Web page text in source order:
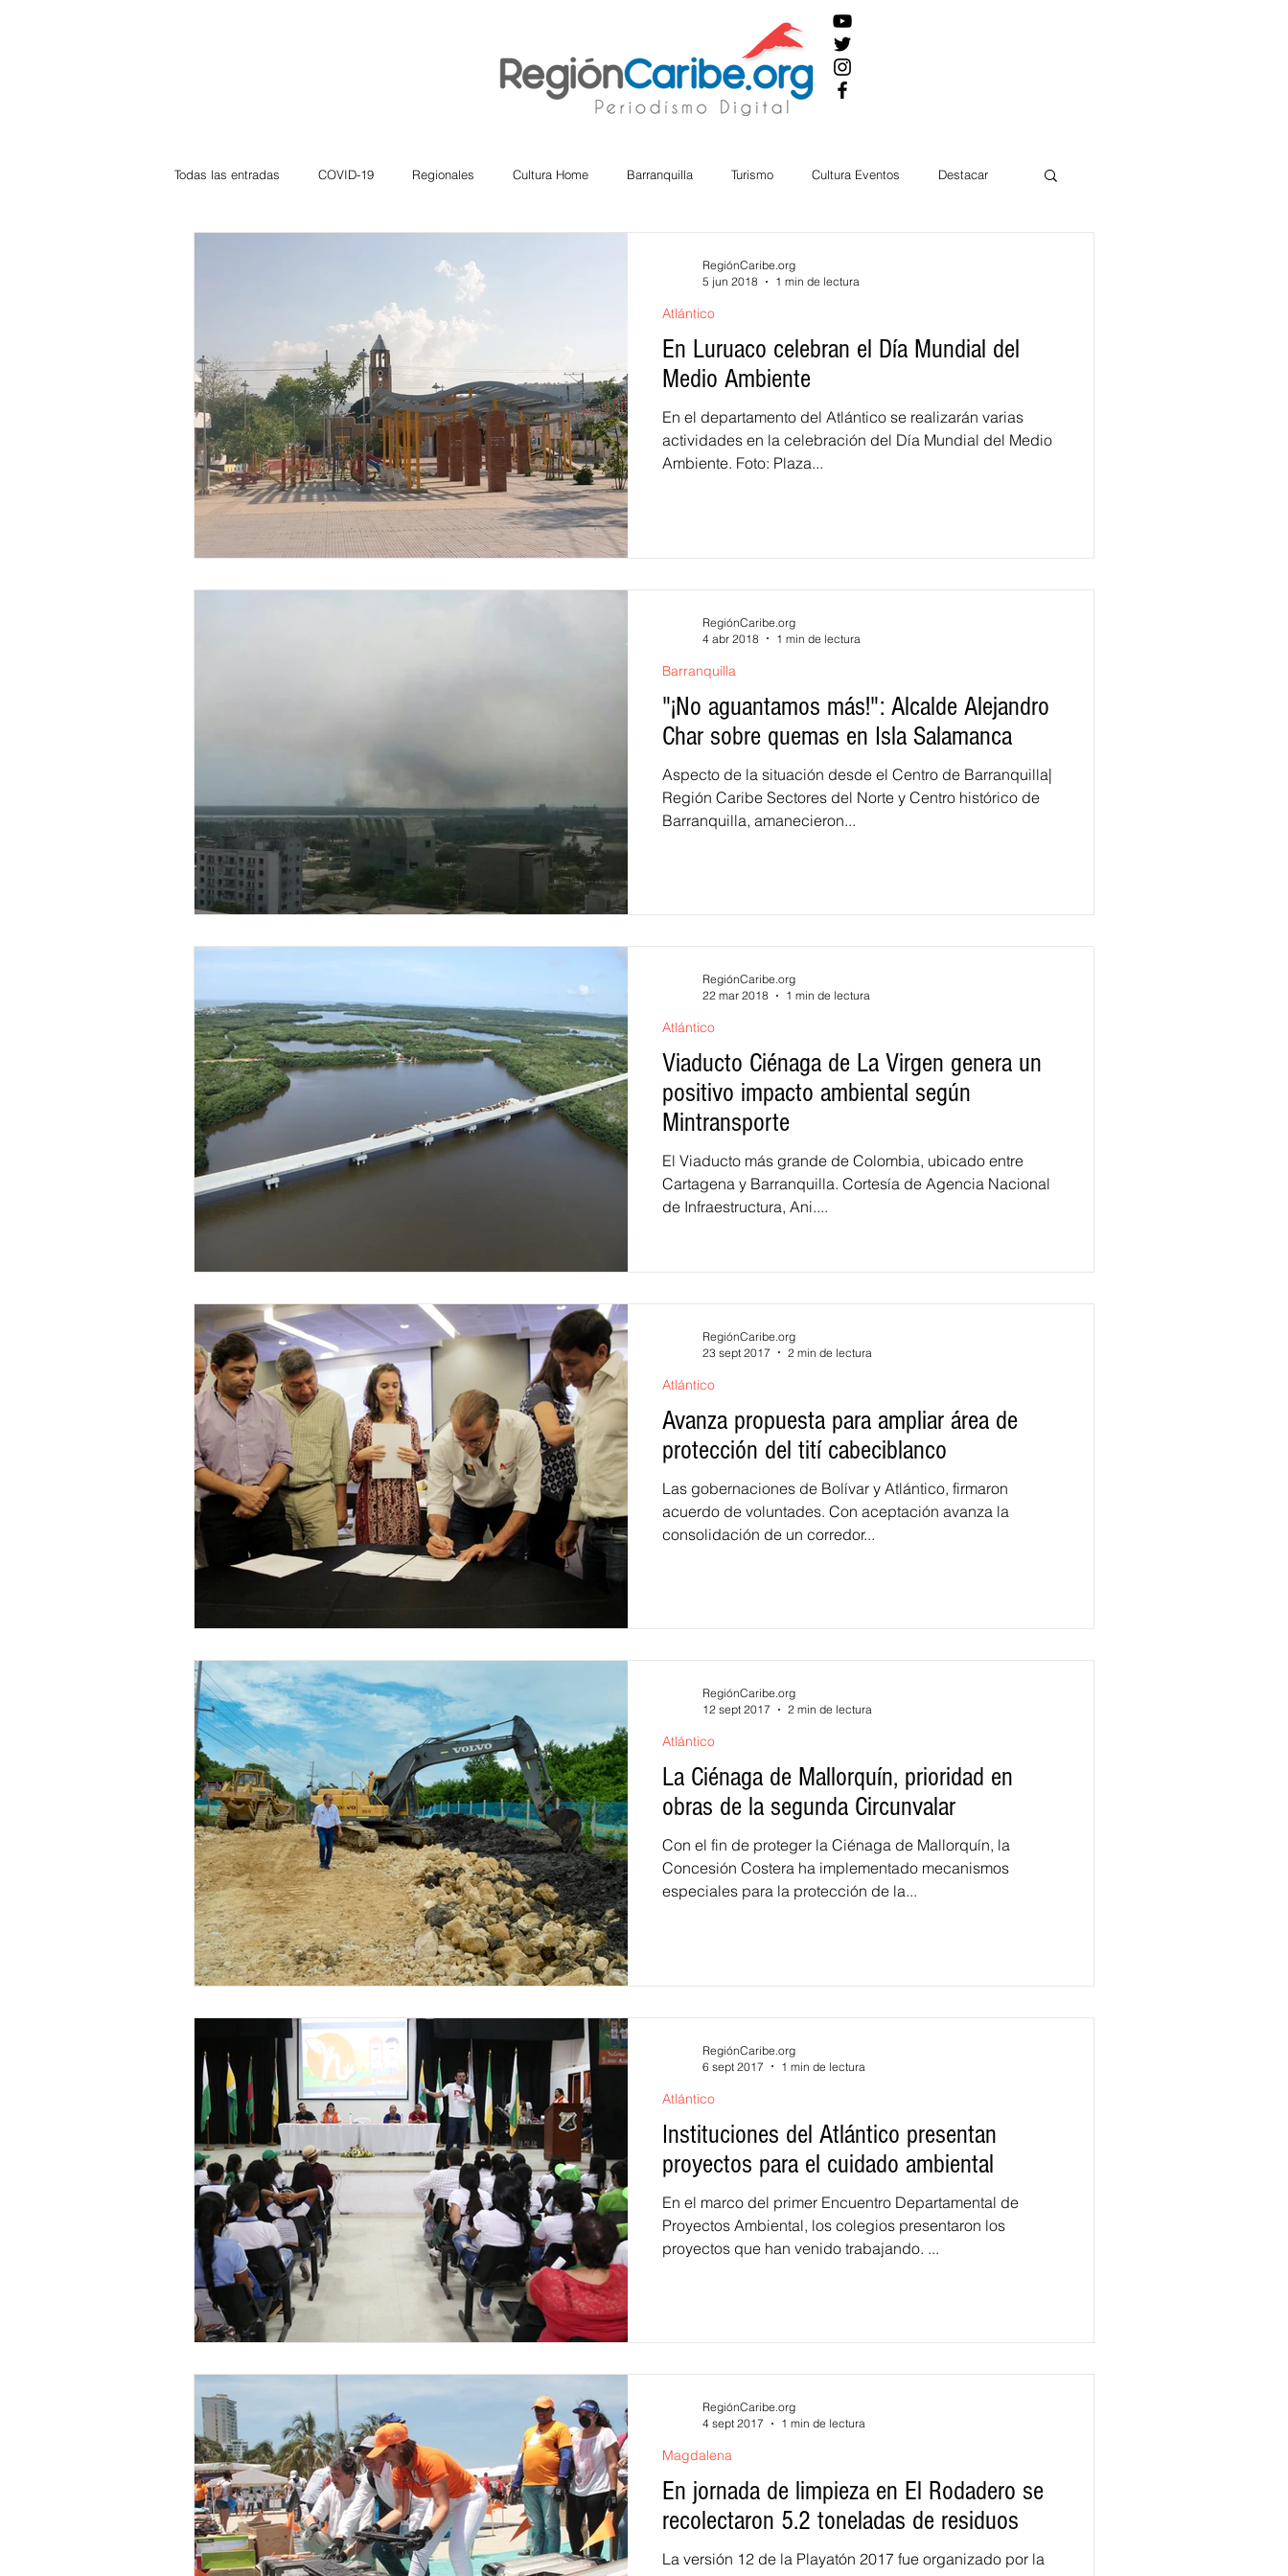
Todas las entradas COVID-19 Regionales Cultura Home Barranquilla Turismo Cultura Eventos Destacar
Bloggeros Hermanos Mayores
Carnaval Educación BID BIENESTAR AMBIENTAL
En Luruaco celebran el Día Mundial del
Medio Ambiente
En el departamento del Atlántico se realizarán varias
actividades en la celebración del Día Mundial del Medio
Ambiente. Foto: Plaza...
Atlántico
RegiónCaribe.org
5 jun 2018
1 min de lectura
"¡No aguantamos más!": Alcalde Alejandro
Char sobre quemas en Isla Salamanca
Aspecto de la situación desde el Centro de Barranquilla|
Región Caribe Sectores del Norte y Centro histórico de
Barranquilla, amanecieron...
Barranquilla
RegiónCaribe.org
4 abr 2018
1 min de lectura
Viaducto Ciénaga de La Virgen genera un
positivo impacto ambiental según
Mintransporte
El Viaducto más grande de Colombia, ubicado entre
Cartagena y Barranquilla. Cortesía de Agencia Nacional
de Infraestructura, Ani....
Atlántico
RegiónCaribe.org
22 mar 2018
1 min de lectura
Avanza propuesta para ampliar área de
protección del tití cabeciblanco
Las gobernaciones de Bolívar y Atlántico, firmaron
acuerdo de voluntades. Con aceptación avanza la
consolidación de un corredor...
Atlántico
RegiónCaribe.org
23 sept 2017
2 min de lectura
La Ciénaga de Mallorquín, prioridad en
obras de la segunda Circunvalar
Con el fin de proteger la Ciénaga de Mallorquín, la
Concesión Costera ha implementado mecanismos
especiales para la protección de la...
Atlántico
RegiónCaribe.org
12 sept 2017
2 min de lectura
Instituciones del Atlántico presentan
proyectos para el cuidado ambiental
En el marco del primer Encuentro Departamental de
Proyectos Ambiental, los colegios presentaron los
proyectos que han venido trabajando. ...
Atlántico
RegiónCaribe.org
6 sept 2017
1 min de lectura
En jornada de limpieza en El Rodadero se
recolectaron 5.2 toneladas de residuos
La versión 12 de la Playatón 2017 fue organizado por la
Magdalena
RegiónCaribe.org
4 sept 2017
1 min de lectura